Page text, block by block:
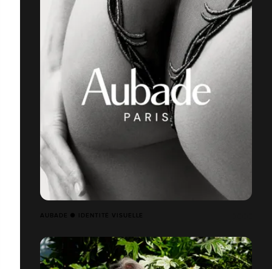
AUBADE ● IDENTITÉ VISUELLE